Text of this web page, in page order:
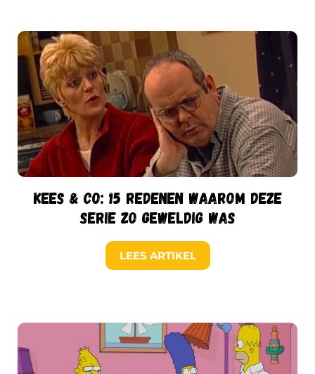
Kees & Co: 15 redenen waarom deze
serie zo geweldig was
LEES ARTIKEL